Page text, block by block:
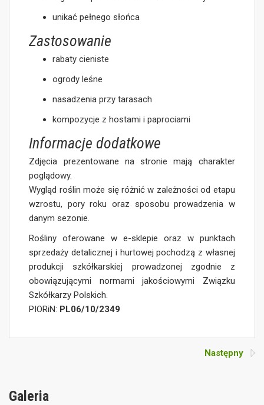
unikać pełnego słońca
Zastosowanie
rabaty cieniste
ogrody leśne
nasadzenia przy tarasach
kompozycje z hostami i paprociami
Informacje dodatkowe
Zdjęcia prezentowane na stronie mają charakter
poglądowy.
Wygląd roślin może się różnić w zależności od etapu
wzrostu, pory roku oraz sposobu prowadzenia w
danym sezonie.
Rośliny oferowane w e-sklepie oraz w punktach
sprzedaży detalicznej i hurtowej pochodzą z własnej
produkcji szkółkarskiej prowadzonej zgodnie z
obowiązującymi normami jakościowymi Związku
Szkółkarzy Polskich.
PIORiN: PL06/10/2349
Następny
Galeria